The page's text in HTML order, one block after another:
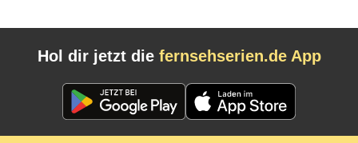
Hol dir jetzt die fernsehserien.de App